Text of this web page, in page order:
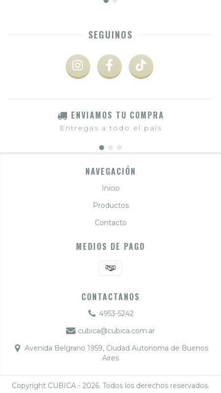
SEGUINOS
ENVIAMOS TU COMPRA
Entregas a todo el país
NAVEGACIÓN
Inicio
Productos
Contacto
MEDIOS DE PAGO
CONTACTANOS
4953-5242
cubica@cubica.com.ar
Avenida Belgrano 1959, Ciudad Autonoma de Buenos
Aires
Copyright CUBICA - 2026. Todos los derechos reservados.